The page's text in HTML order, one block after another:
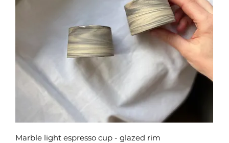
Rychlý náhled
Marble light espresso cup - glazed rim